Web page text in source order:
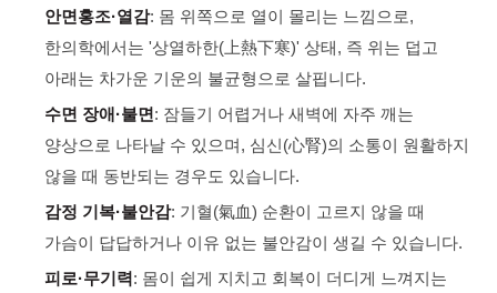
안면홍조·열감: 몸 위쪽으로 열이 몰리는 느낌으로,
한의학에서는 '상열하한(上熱下寒)' 상태, 즉 위는 덥고
아래는 차가운 기운의 불균형으로 살핍니다.
수면 장애·불면: 잠들기 어렵거나 새벽에 자주 깨는
양상으로 나타날 수 있으며, 심신(心腎)의 소통이 원활하지
않을 때 동반되는 경우도 있습니다.
감정 기복·불안감: 기혈(氣血) 순환이 고르지 않을 때
가슴이 답답하거나 이유 없는 불안감이 생길 수 있습니다.
피로·무기력: 몸이 쉽게 지치고 회복이 더디게 느껴지는